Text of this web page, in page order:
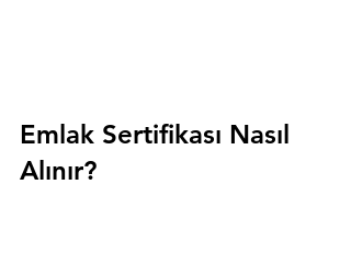
Emlak Sertifikası Nasıl
Alınır?